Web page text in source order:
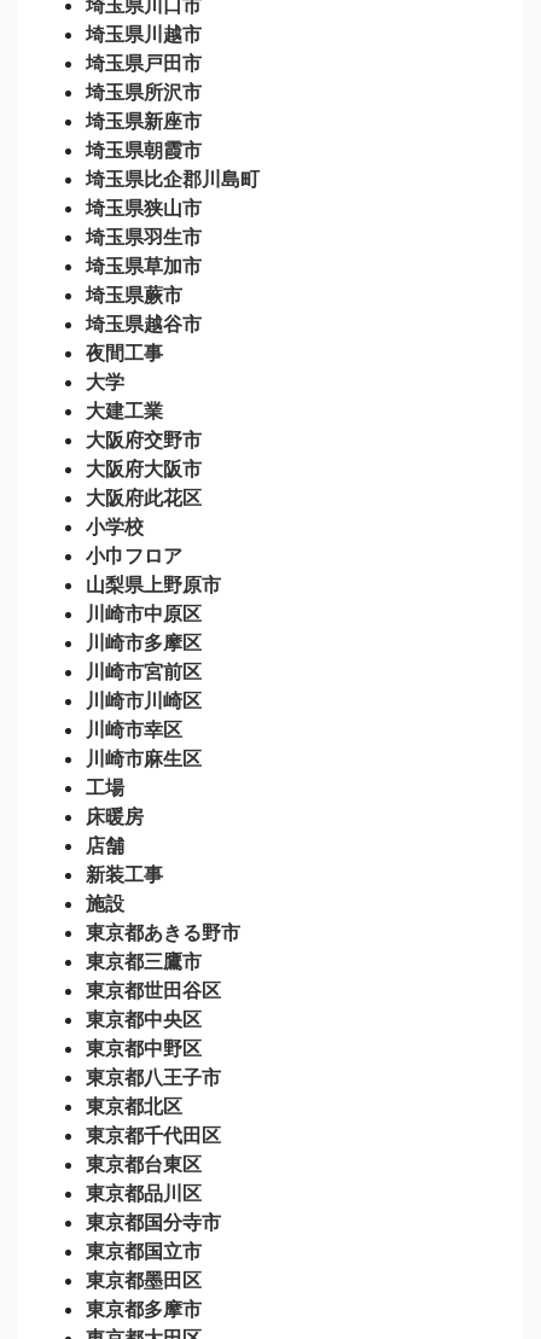
埼玉県川口市
埼玉県川越市
埼玉県戸田市
埼玉県所沢市
埼玉県新座市
埼玉県朝霞市
埼玉県比企郡川島町
埼玉県狭山市
埼玉県羽生市
埼玉県草加市
埼玉県蕨市
埼玉県越谷市
夜間工事
大学
大建工業
大阪府交野市
大阪府大阪市
大阪府此花区
小学校
小巾フロア
山梨県上野原市
川崎市中原区
川崎市多摩区
川崎市宮前区
川崎市川崎区
川崎市幸区
川崎市麻生区
工場
床暖房
店舗
新装工事
施設
東京都あきる野市
東京都三鷹市
東京都世田谷区
東京都中央区
東京都中野区
東京都八王子市
東京都北区
東京都千代田区
東京都台東区
東京都品川区
東京都国分寺市
東京都国立市
東京都墨田区
東京都多摩市